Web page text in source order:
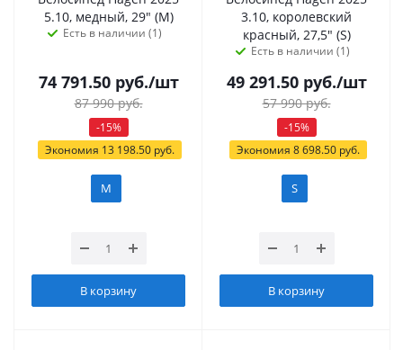
5.10, медный, 29" (M)
Есть в наличии (1)
74 791.50руб./шт
87 990руб.
-15%
Экономия 13 198.50 руб.
M
В корзину
3.10, королевский
красный, 27,5" (S)
Есть в наличии (1)
49 291.50руб./шт
57 990руб.
-15%
Экономия 8 698.50руб.
S
В корзину